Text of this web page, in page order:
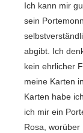
Ich kann mir
sein
abgibt. Ich
kein ehrlicher
meine Karten
Karten habe
ich mir ein
Rosa, worüber